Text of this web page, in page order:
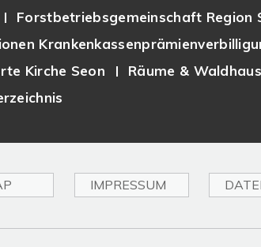
Forstbetriebsgemeinschaft Region
Kirche Seon
Räume &
IMPRESSUM